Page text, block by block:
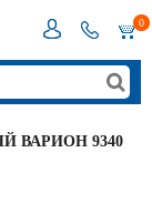
0
ВАРИОН 9340